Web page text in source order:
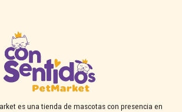
es una tienda de mascotas con presencia en